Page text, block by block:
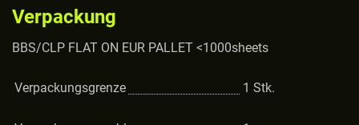
Verpackung
BBS/CLP FLAT ON EUR PALLET <1000sheets
Verpackungsgrenze 1 Stk.